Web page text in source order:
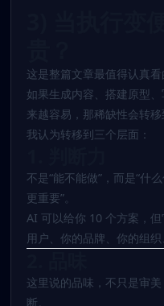
这是整篇文章最值得认真看
如果生成内容、搭建原型
来越容易，那稀缺性会转移
我认为转移到三个层面：
不是“能不能做”，而是“什
更重要”。
AI 可以给你 10 个方案，
用户、你的品牌、你的组织
这里说的品味，不只是审
断。